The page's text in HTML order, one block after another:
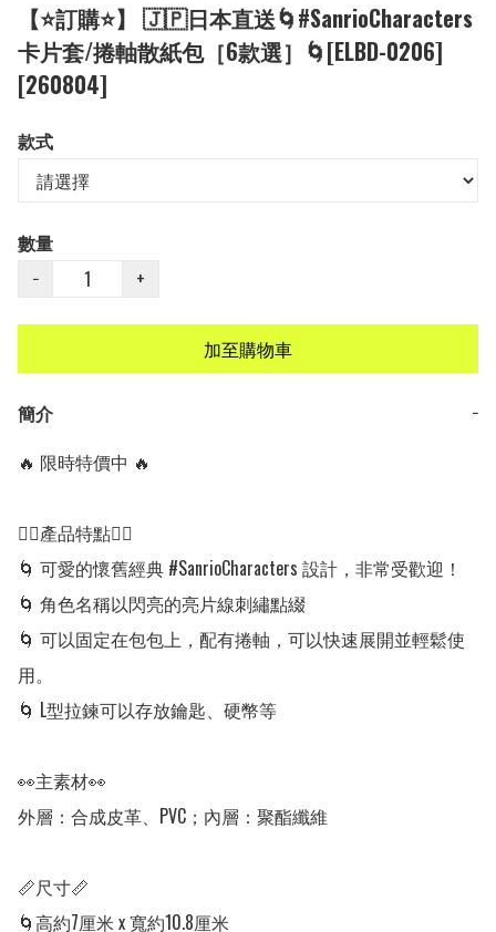
【⭐訂購⭐】 🇯🇵日本直送🌀#SanrioCharacters
卡片套/捲軸散紙包［6款選］🌀[ELBD-0206]
[260804]
款式
數量
−
+
加至購物車
簡介
−
🔥 限時特價中 🔥
👍🏻產品特點👍🏻
🌀 可愛的懷舊經典 #SanrioCharacters 設計，非常受歡迎！
🌀 角色名稱以閃亮的亮片線刺繡點綴
🌀 可以固定在包包上，配有捲軸，可以快速展開並輕鬆使
用。
🌀 L型拉鍊可以存放鑰匙、硬幣等
👀主素材👀
外層：合成皮革、PVC；內層：聚酯纖維
📏尺寸📏
🌀高約7厘米 x 寬約10.8厘米